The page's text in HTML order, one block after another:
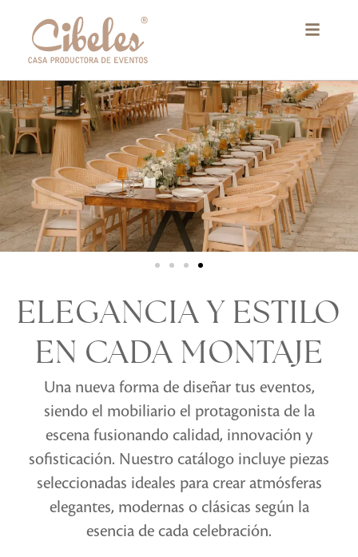
contenido
ELEGANCIA Y ESTILO
EN CADA MONTAJE
Una nueva forma de diseñar tus eventos,
siendo el mobiliario el protagonista de la
escena fusionando calidad, innovación y
sofisticación. Nuestro catálogo incluye piezas
seleccionadas ideales para crear atmósferas
elegantes, modernas o clásicas según la
esencia de cada celebración.